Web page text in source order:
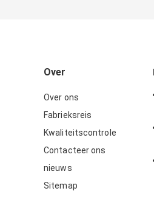
Over
Over ons
Fabrieksreis
Kwaliteitscontrole
Contacteer ons
nieuws
Sitemap